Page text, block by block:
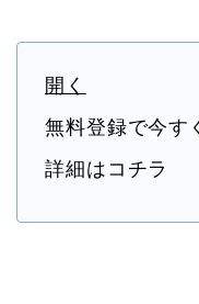
開く
無料登録で今す
詳細はコチラ